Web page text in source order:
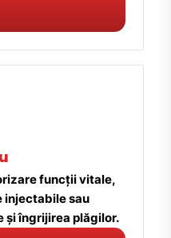
funcții vitale,
sau
și îngrijirea plăgilor.